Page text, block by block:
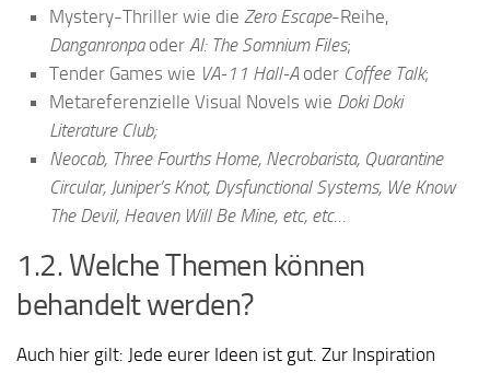
Mystery-Thriller wie die Zero Escape-Reihe,
Danganronpaoder AI: The Somnium Files;
Tender Games wie VA-11 Hall-A oder Coffee Talk;
Metareferenzielle Visual Novels wie Doki Doki
Literature Club;
Neocab, Three Fourths Home, Necrobarista, Quarantine
Circular, Juniper’s Knot, Dysfunctional Systems, We Know
The Devil, Heaven Will Be Mine, etc, etc…
1.2. Welche Themen können
behandelt werden?
Auch hier gilt: Jede eurer Ideen ist gut. Zur Inspiration